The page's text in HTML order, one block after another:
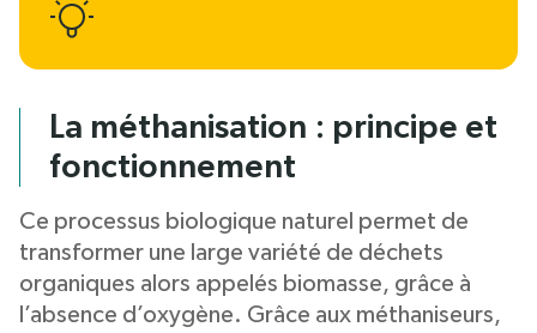
La méthanisation : principe et
fonctionnement
Ce processus biologique naturel permet de
transformer une large variété de déchets
organiques alors appelés biomasse, grâce à
l’absence d’oxygène. Grâce aux méthaniseurs,